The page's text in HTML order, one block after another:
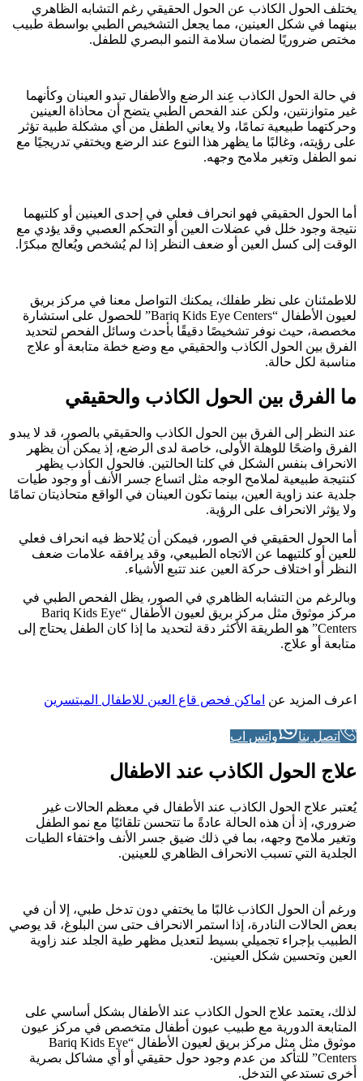
يختلف الحول الكاذب عن الحول الحقيقي رغم التشابه الظاهري
بينهما في شكل العينين، مما يجعل التشخيص الطبي بواسطة طبيب
مختص ضروريًا لضمان سلامة النمو البصري للطفل.
في حالة الحول الكاذب عِند الرضع والأطفال تبدو العينان وكأنهما
غير متوازنتين، ولكن عند الفحص الطبي يتضح أن محاذاة العينين
وحركتهما طبيعية تمامًا، ولا يعاني الطفل من أي مشكلة طبية تؤثر
على رؤيته، وغالبًا ما يظهر هذا النوع عند الرضع ويختفي تدريجيًا مع
نمو الطفل وتغير ملامح وجهه.
أما الحول الحقيقي فهو انحراف فعلي في إحدى العينين أو كلتيهما
نتيجة وجود خلل في عضلات العين أو التحكم العصبي وقد يؤدي مع
الوقت إلى كسل العين أو ضعف النظر إذا لم يُشخص ويُعالج مبكرًا.
للاطمئنان على نظر طفلك، يمكنك التواصل معنا في مركز بريق
لعيون الأطفال “Bariq Kids Eye Centers” للحصول على استشارة
مخصصة، حيث نوفر تشخيصًا دقيقًا بأحدث وسائل الفحص لتحديد
الفرق بين الحول الكاذب والحقيقي مع وضع خطة متابعة أو علاج
مناسبة لكل حالة.
ما الفرق بين الحول الكاذب والحقيقي
عند النظر إلى الفرق بين الحول الكاذب والحقيقي بالصور، قد لا يبدو
الفرق واضحًا للوهلة الأولى، خاصة لدى الرضع، إذ يمكن أن يظهر
الانحراف بنفس الشكل في كلتا الحالتين. فالحول الكاذب يظهر
كنتيجة طبيعية لملامح الوجه مثل اتساع جسر الأنف أو وجود طيات
جلدية عند زاوية العين، بينما تكون العينان في الواقع متحاذيتان تمامًا
ولا يؤثر الانحراف على الرؤية.
أما الحول الحقيقي في الصور، فيمكن أن يُلاحظ فيه انحراف فعلي
للعين أو كلتيهما عن الاتجاه الطبيعي، وقد يرافقه علامات ضعف
النظر أو اختلاف حركة العين عند تتبع الأشياء.
وبالرغم من التشابه الظاهري في الصور، يظل الفحص الطبي في
مركز موثوق مثل مركز بريق لعيون الأطفال “Bariq Kids Eye
Centers” هو الطريقة الأكثر دقة لتحديد ما إذا كان الطفل يحتاج إلى
متابعة أو علاج.
اعرف المزيد عن اماكن فحص قاع العين للاطفال المبتسرين
اتصل بنا واتس اب
علاج الحول الكاذب عند الاطفال
يُعتبر علاج الحول الكاذب عند الأطفال في معظم الحالات غير
ضروري، إذ أن هذه الحالة عادةً ما تتحسن تلقائيًا مع نمو الطفل
وتغير ملامح وجهه، بما في ذلك ضيق جسر الأنف واختفاء الطيات
الجلدية التي تسبب الانحراف الظاهري للعينين.
ورغم أن الحول الكاذب غالبًا ما يختفي دون تدخل طبي، إلا أن في
بعض الحالات النادرة، إذا استمر الانحراف حتى سن البلوغ، قد يوصي
الطبيب بإجراء تجميلي بسيط لتعديل مظهر طية الجلد عند زاوية
العين وتحسين شكل العينين.
لذلك، يعتمد علاج الحول الكاذب عند الأطفال بشكل أساسي على
المتابعة الدورية مع طبيب عيون أطفال متخصص في مركز عيون
موثوق مثل مثل مركز بريق لعيون الأطفال “Bariq Kids Eye
Centers” للتأكد من عدم وجود حول حقيقي أو أي مشاكل بصرية
أخرى تستدعي التدخل.